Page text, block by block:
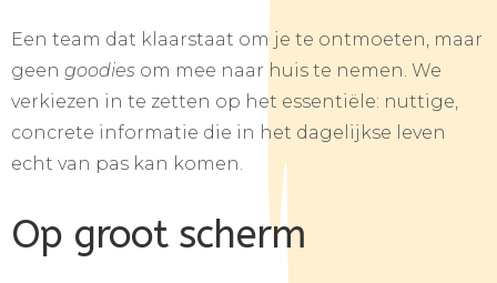
Een team dat klaarstaat om je te ontmoeten, maar
geen goodies om mee naar huis te nemen. We
verkiezen in te zetten op het essentiële: nuttige,
concrete informatie die in het dagelijkse leven
echt van pas kan komen.
Op groot scherm